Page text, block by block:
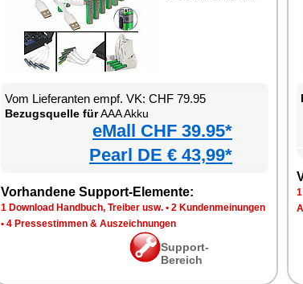
Vom Lieferanten empf. VK: CHF 79.95
Bezugsquelle fürAAA Akku
eMall CHF 39.95*
Pearl DE € 43,99*
Vorhandene Support-Elemente:
1 Download Handbuch, Treiber usw. • 2 Kundenmeinungen
• 4 Pressestimmen & Auszeichnungen
Support-
Bereich